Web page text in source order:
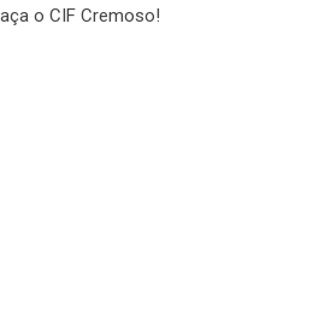
o CIF Cremoso!